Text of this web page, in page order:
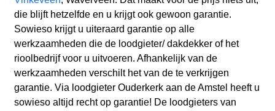
die blijft hetzelfde en u krijgt ook gewoon garantie.
Sowieso krijgt u uiteraard garantie op alle
werkzaamheden die de loodgieter/ dakdekker of het
rioolbedrijf voor u uitvoeren. Afhankelijk van de
werkzaamheden verschilt het van de te verkrijgen
garantie. Via loodgieter Ouderkerk aan de Amstel heeft u
sowieso altijd recht op garantie! De loodgieters van